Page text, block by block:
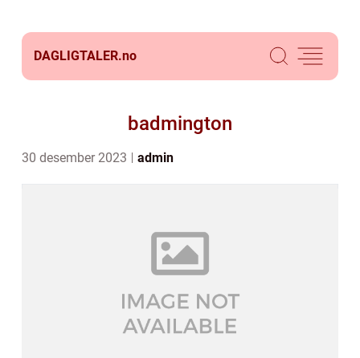
DAGLIGTALER.no
badmington
30 desember 2023 admin